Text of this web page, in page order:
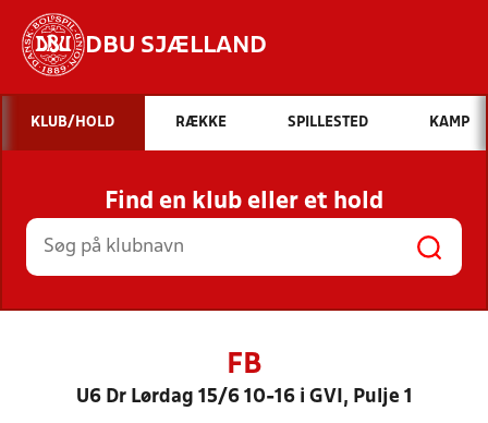
DBU SJÆLLAND
Hvad vil du søge efter?
INDHOLD OG NYHEDER
STILLINGER, RESULTATER, KLUBBER OG
HOLD
KLUB/HOLD RÆKKE SPILLESTED KAMP
Find en klub eller et hold
FB
U6 Dr Lørdag 15/6 10-16 i GVI, Pulje 1